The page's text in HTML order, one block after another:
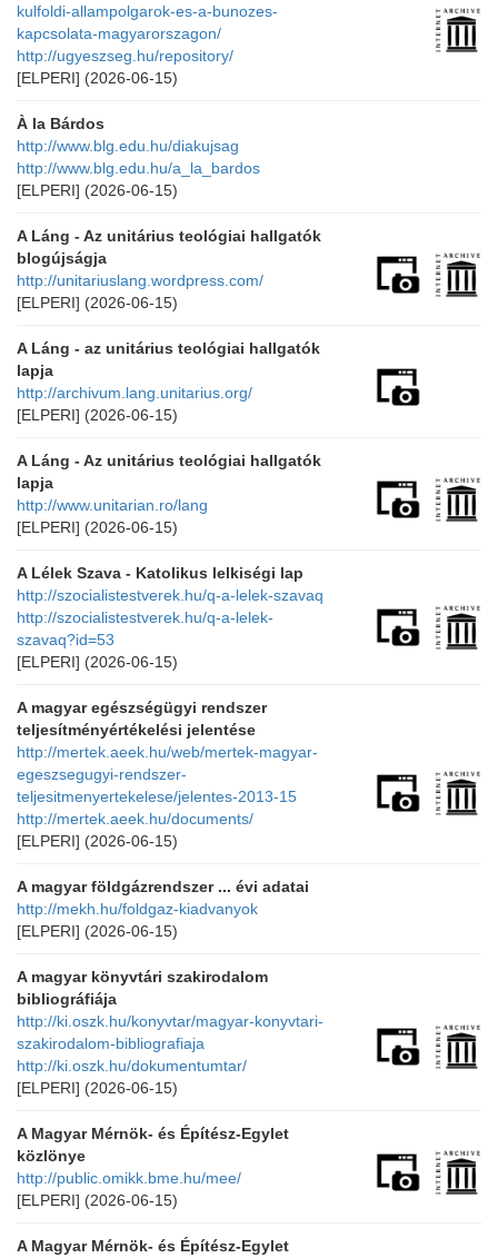
kulfoldi-allampolgarok-es-a-bunozes-
kapcsolata-magyarorszagon/
http://ugyeszseg.hu/repository/
[ELPERI] (2026-06-15)
À la Bárdos
http://www.blg.edu.hu/diakujsag
http://www.blg.edu.hu/a_la_bardos
[ELPERI] (2026-06-15)
A Láng - Az unitárius teológiai hallgatók
blogújságja
http://unitariuslang.wordpress.com/
[ELPERI] (2026-06-15)
A Láng - az unitárius teológiai hallgatók
lapja
http://archivum.lang.unitarius.org/
[ELPERI] (2026-06-15)
A Láng - Az unitárius teológiai hallgatók
lapja
http://www.unitarian.ro/lang
[ELPERI] (2026-06-15)
A Lélek Szava - Katolikus lelkiségi lap
http://szocialistestverek.hu/q-a-lelek-szavaq
http://szocialistestverek.hu/q-a-lelek-
szavaq?id=53
[ELPERI] (2026-06-15)
A magyar egészségügyi rendszer
teljesítményértékelési jelentése
http://mertek.aeek.hu/web/mertek-magyar-
egeszsegugyi-rendszer-
teljesitmenyertekelese/jelentes-2013-15
http://mertek.aeek.hu/documents/
[ELPERI] (2026-06-15)
A magyar földgázrendszer ... évi adatai
http://mekh.hu/foldgaz-kiadvanyok
[ELPERI] (2026-06-15)
A magyar könyvtári szakirodalom
bibliográfiája
http://ki.oszk.hu/konyvtar/magyar-konyvtari-
szakirodalom-bibliografiaja
http://ki.oszk.hu/dokumentumtar/
[ELPERI] (2026-06-15)
A Magyar Mérnök- és Építész-Egylet
közlönye
http://public.omikk.bme.hu/mee/
[ELPERI] (2026-06-15)
A Magyar Mérnök- és Építész-Egylet